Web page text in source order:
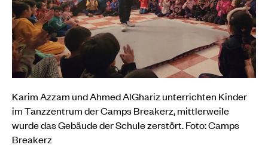
Karim Azzam und Ahmed AlGhariz unterrichten Kinder
im Tanzzentrum der Camps Breakerz, mittlerweile
wurde das Gebäude der Schule zerstört. Foto: Camps
Breakerz